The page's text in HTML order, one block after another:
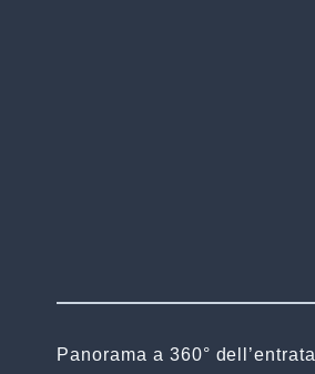
Panorama a 360°